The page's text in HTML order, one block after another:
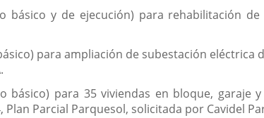
básico y de ejecución) para rehabilitación
para ampliación de subestación eléctrica
básico) para 35 viviendas en bloque, garaje
Parcial Parquesol, solicitada por Cavidel